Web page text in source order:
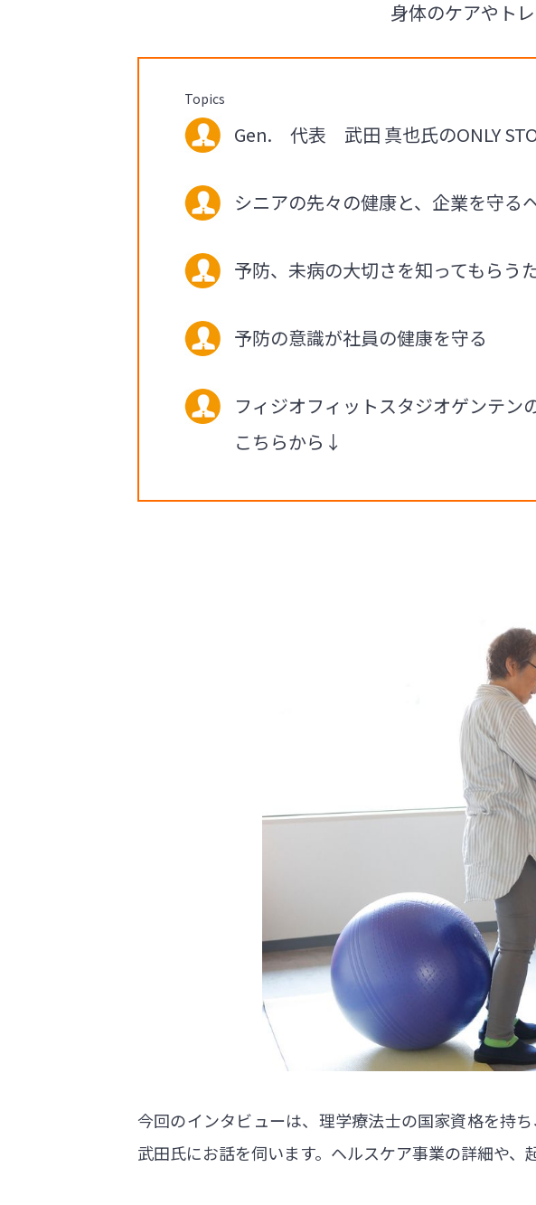
身体のケアやト
Topics
Gen. 代表 武田 真也氏のONLY
シニアの先々の健康と、企業を守る
予防、未病の大切さを知ってもらう
予防の意識が社員の健康を守る
フィジオフィットスタジオゲンテン
こちらから↓
今回のインタビューは、理学療法士の国家資格を持
武田氏にお話を伺います。ヘルスケア事業の詳細や、